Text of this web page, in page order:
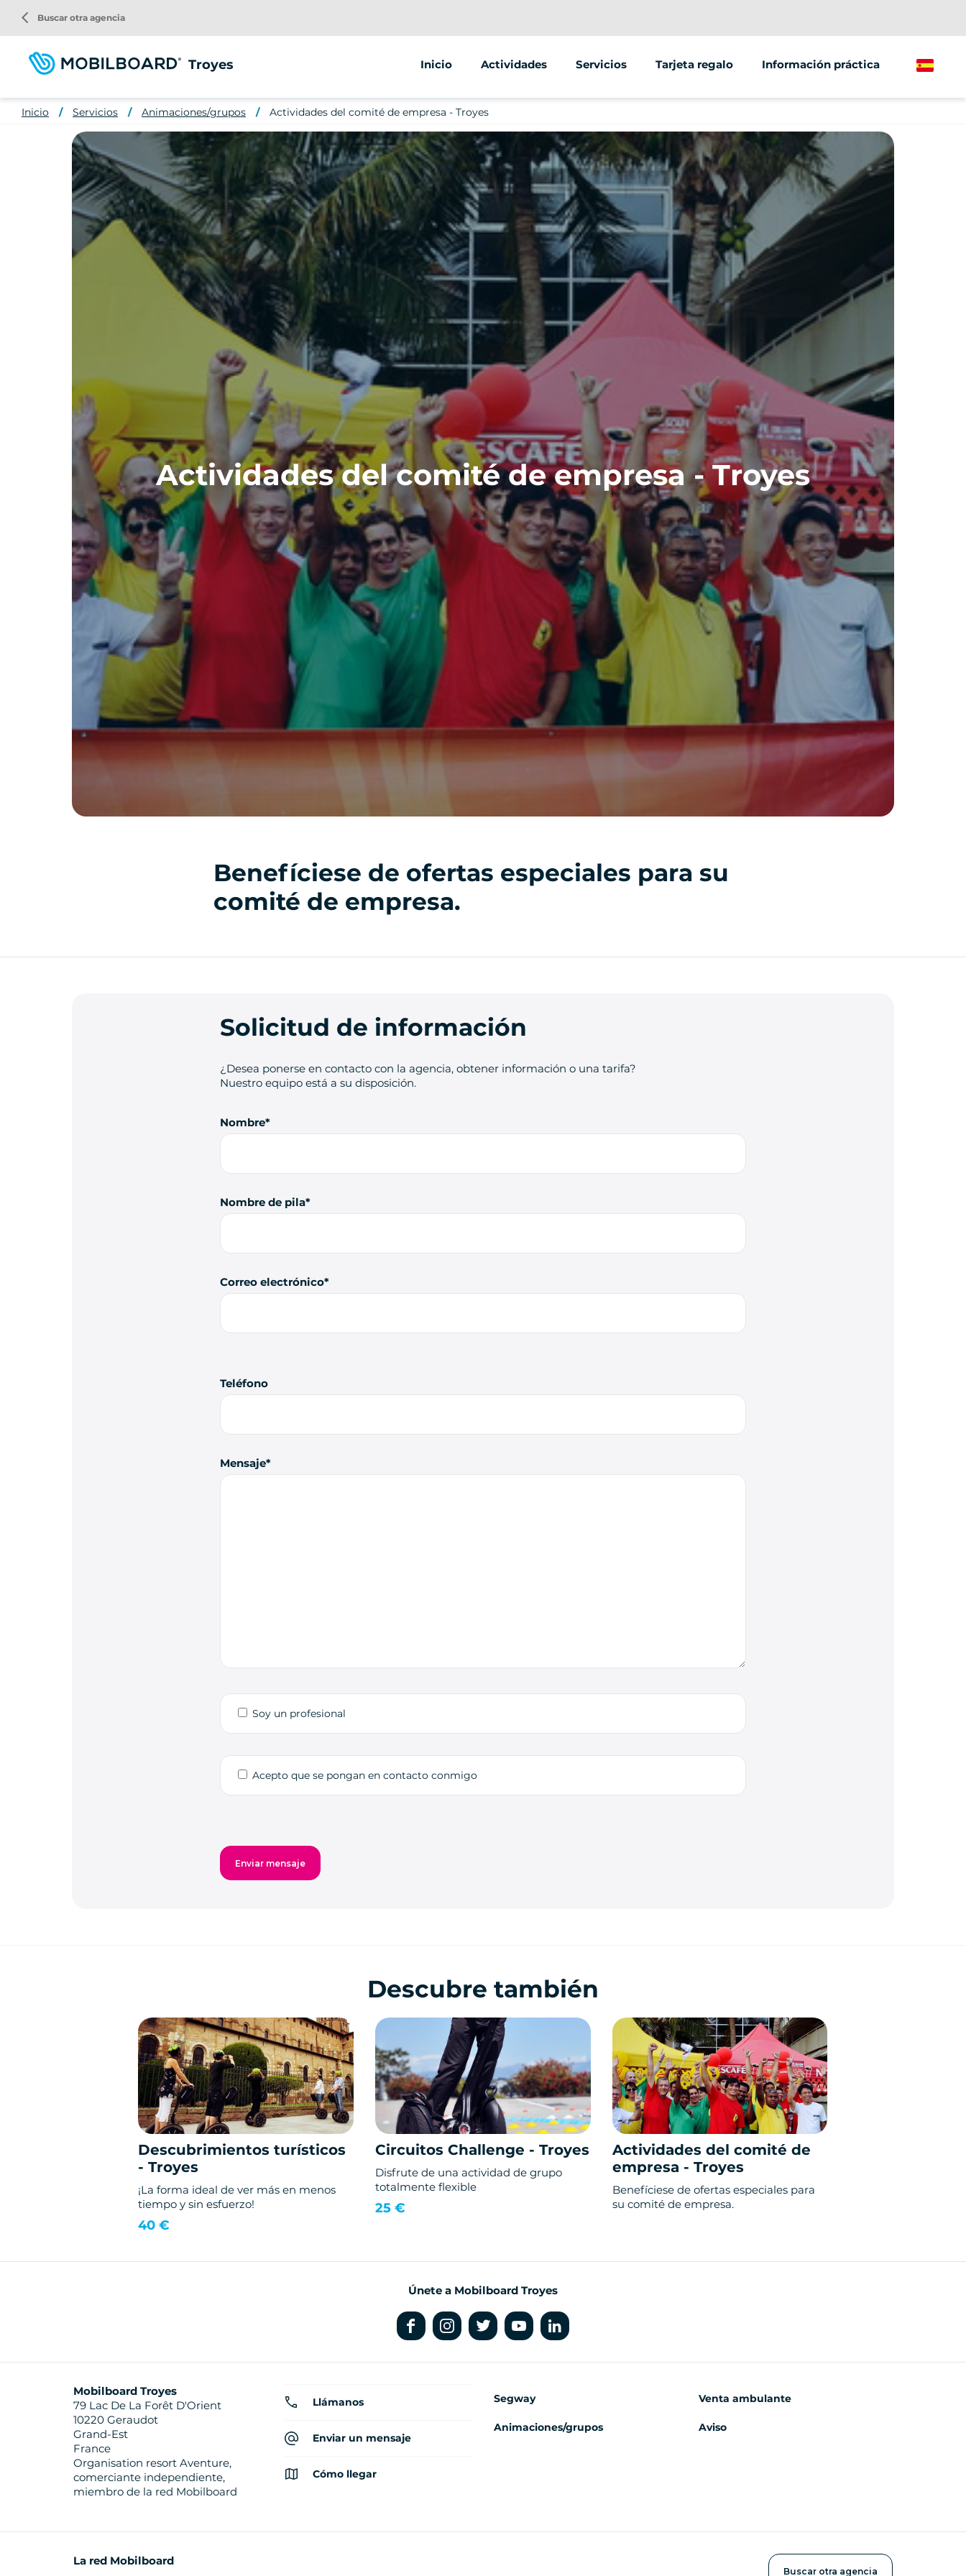
contenido
principal
Troyes Inicio Actividades
Segway
Servicios
Animaciones/grupos
Street marketing
Tarjeta regalo Información práctica
arrow_back_ios Buscar otra agencia
Spanish
Inicio Servicios Animaciones/grupos Actividades del comité de empresa - Troyes
Actividades del comité de empresa - Troyes
Benefíciese de ofertas especiales para su
comité de empresa.
Solicitud de información
¿Desea ponerse en contacto con la agencia, obtener información o una tarifa?
Nuestro equipo está a su disposición.
Nombre
Nombre de pila
Correo electrónico
Teléfono
Mensaje
Soy un profesional
Acepto que se pongan en contacto conmigo
Descubre también
Descubrimientos turísticos
- Troyes
¡La forma ideal de ver más en menos
tiempo y sin esfuerzo!
40 €
Circuitos Challenge - Troyes
Disfrute de una actividad de grupo
totalmente flexible
25 €
Actividades del comité de
empresa - Troyes
Benefíciese de ofertas especiales para
su comité de empresa.
Únete a Mobilboard Troyes
Mobilboard Troyes
79 Lac De La Forêt D'Orient
10220 Geraudot
Grand-Est
France
Organisation resort Aventure,
comerciante independiente,
miembro de la red Mobilboard
Llámanos
Enviar un mensaje
Cómo llegar
Segway
Animaciones/grupos
Venta ambulante
Aviso
La red Mobilboard
Buscar otra agencia